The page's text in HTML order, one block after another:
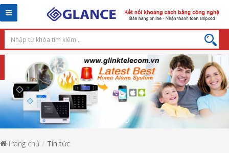
Toggle
navigation
Trang chủ Tin tức